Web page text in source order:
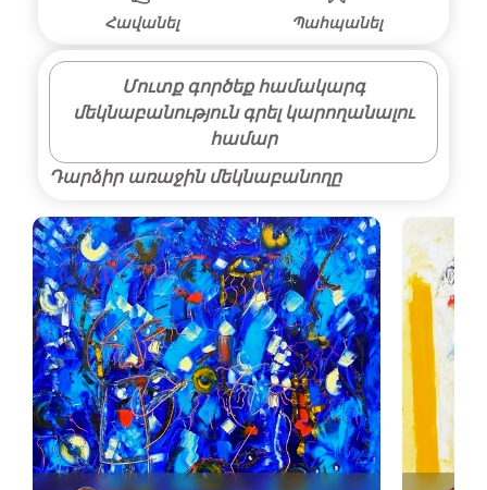
Հավանել Պահպանել
Մուտք գործեք համակարգ
մեկնաբանություն գրել կարողանալու
համար
Դարձիր առաջին մեկնաբանողը